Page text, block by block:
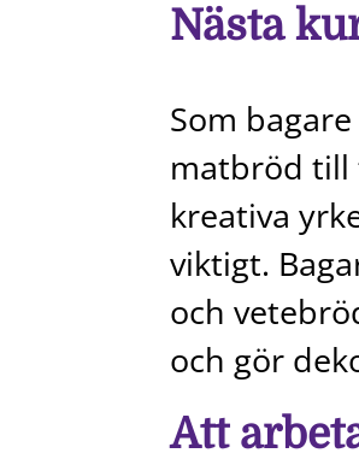
Nästa
Som
matbröd till
kreativa
viktigt.
och
och gör
Att